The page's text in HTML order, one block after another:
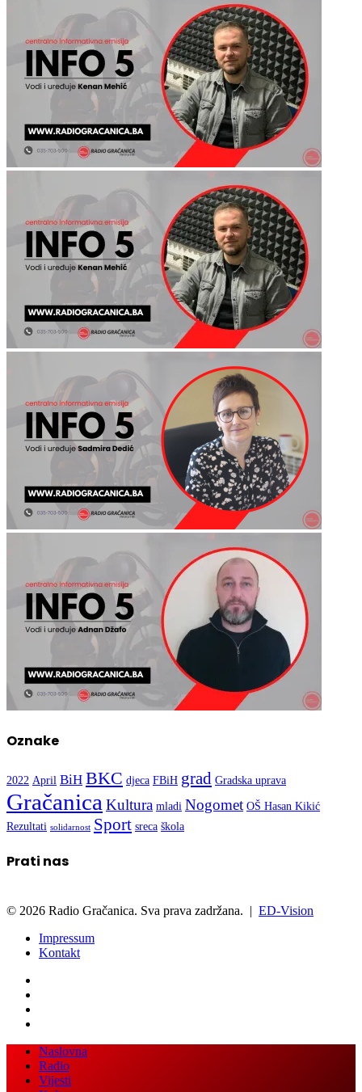
Oznake
2022 April BiH BKC djeca FBiH grad Gradska uprava
Gračanica Kultura mladi Nogomet OŠ Hasan Kikić
Rezultati solidarnost Sport sreca škola
Prati nas
© 2026 Radio Gračanica. Sva prava zadržana. | ED-Vision
Impressum
Kontakt
Back
Close
Naslovna
Radio
Vijesti